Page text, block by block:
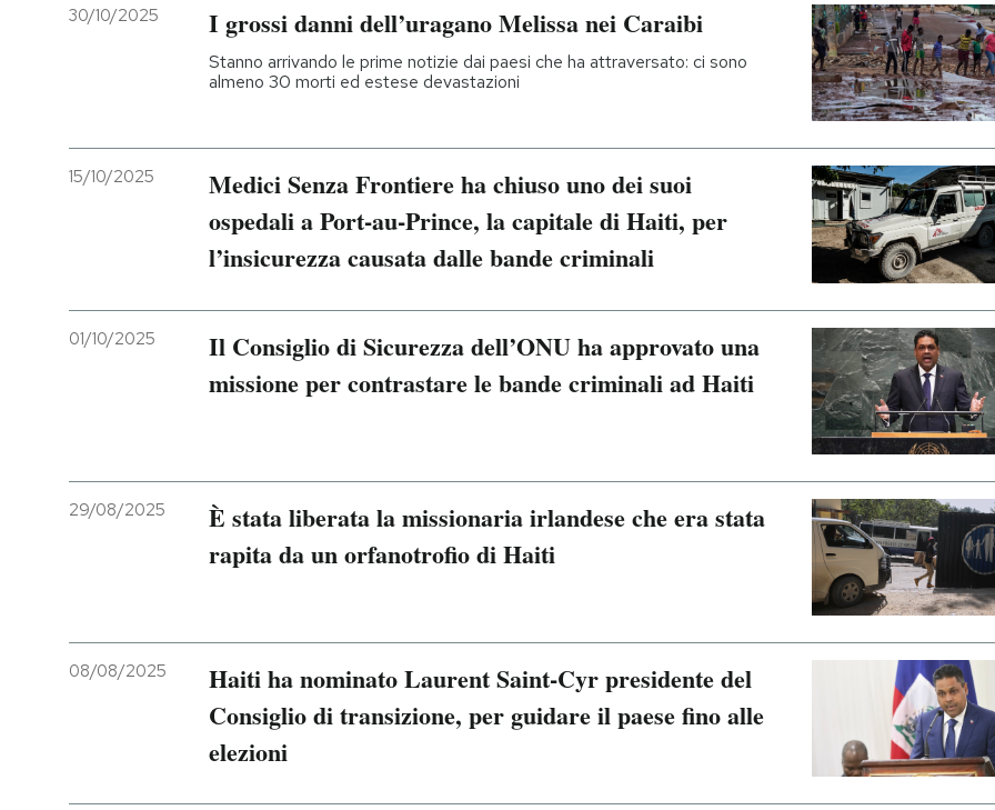
30/10/2025 I grossi danni dell’uragano Melissa nei Caraibi
Stanno arrivando le prime notizie dai paesi che ha attraversato: ci sono
almeno 30 morti ed estese devastazioni
15/10/2025
Medici Senza Frontiere ha chiuso uno dei suoi
ospedali a Port-au-Prince, la capitale di Haiti, per
l’insicurezza causata dalle bande criminali
01/10/2025
Il Consiglio di Sicurezza dell’ONU ha approvato una
missione per contrastare le bande criminali ad Haiti
29/08/2025
È stata liberata la missionaria irlandese che era stata
rapita da un orfanotrofio di Haiti
08/08/2025
Haiti ha nominato Laurent Saint-Cyr presidente del
Consiglio di transizione, per guidare il paese fino alle
elezioni